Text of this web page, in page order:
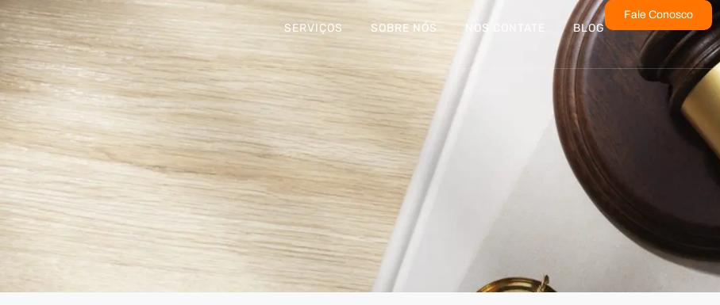
SERVIÇOS SOBRE NÓS NOS CONTATE BLOG
Fale Conosco